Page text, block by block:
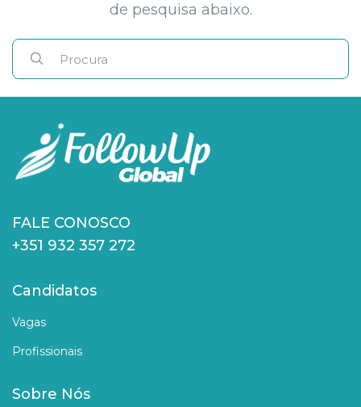
de pesquisa abaixo.
FALE CONOSCO
+351 932 357 272
Candidatos
Vagas
Profissionais
Sobre Nós